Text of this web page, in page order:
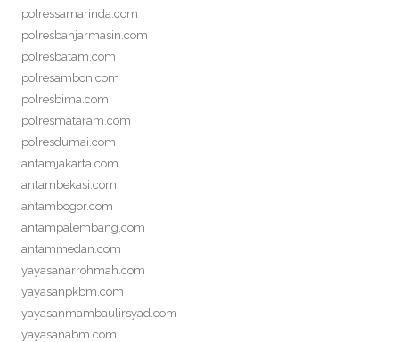
polressamarinda.com
polresbanjarmasin.com
polresbatam.com
polresambon.com
polresbima.com
polresmataram.com
polresdumai.com
antamjakarta.com
antambekasi.com
antambogor.com
antampalembang.com
antammedan.com
yayasanarrohmah.com
yayasanpkbm.com
yayasanmambaulirsyad.com
yayasanabm.com